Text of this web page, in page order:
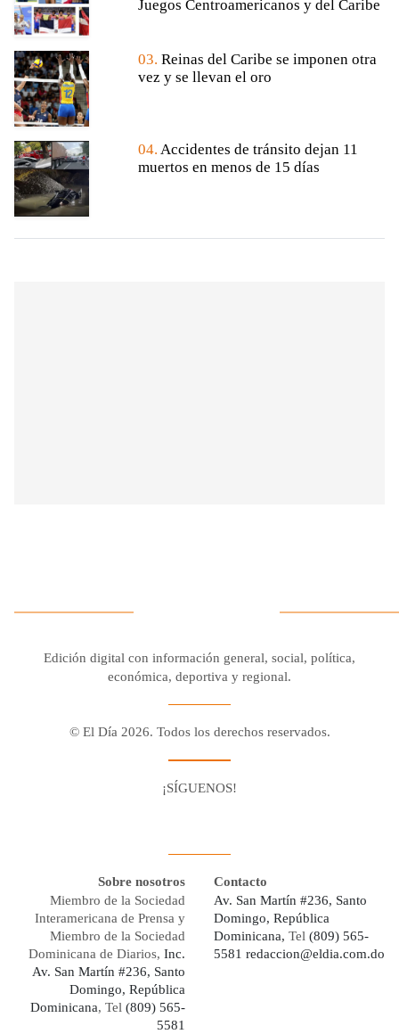
Juegos Centroamericanos y del Caribe
03. Reinas del Caribe se imponen otra
vez y se llevan el oro
04. Accidentes de tránsito dejan 11
muertos en menos de 15 días
Edición digital con información general, social, política,
económica, deportiva y regional.
© El Día 2026. Todos los derechos reservados.
¡SÍGUENOS!
Sobre nosotros
Miembro de la Sociedad
Interamericana de Prensa y
Miembro de la Sociedad
Dominicana de Diarios, Inc.
Av. San Martín #236, Santo
Domingo, República
Dominicana, Tel (809) 565-
5581
Contacto
Av. San Martín #236, Santo
Domingo, República
Dominicana, Tel (809) 565-
5581 redaccion@eldia.com.do